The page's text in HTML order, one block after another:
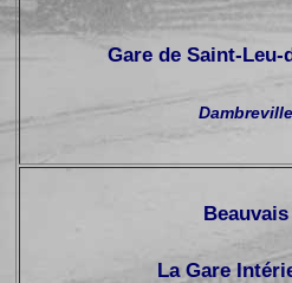
Gare de Saint-Leu-
Dambreville
Beauvais
La Gare